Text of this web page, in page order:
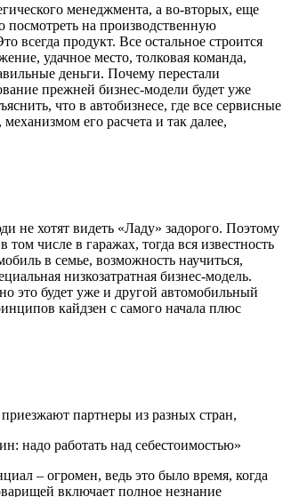
менеджмента, а во-вторых, еще
посмотреть на производственную
всегда продукт. Все остальное строится
удачное место, толковая команда,
деньги. Почему перестали
прежней бизнес-модели будет уже
что в автобизнесе, где все сервисные
его расчета и так далее,
не хотят видеть «Ладу» задорого. Поэтому
числе в гаражах, тогда вся известность
в семье, возможность научиться,
низкозатратная бизнес-модель.
это будет уже и другой автомобильный
кайдзен с самого начала плюс
партнеры из разных стран,
надо работать над себестоимостью»
– огромен, ведь это было время, когда
включает полное незнание